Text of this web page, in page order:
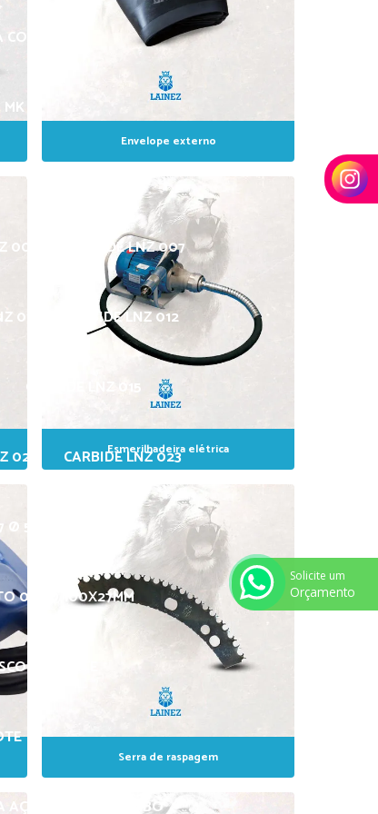
CARBIDE LNZ 002
006 CARBIDE LNZ 007
011 CARBIDE LNZ 012
CARBIDE LNZ 015
022 CARBIDE LNZ 023
52X27MM
019 Ø 100X27MM
DE CORTE
AÇO MANUAL C/ CABO
Envelope externo
Esmerilhadeira elétrica
Serra de raspagem
Solicite um
Orçamento